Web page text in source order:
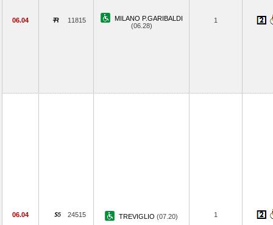
06.04 11815
MILANO P.GARIBALDI
(06.28)
1
06.04 24515 TREVIGLIO (07.20) 1